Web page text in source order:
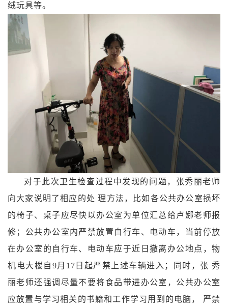
绒玩具等。
对于此次卫生检查过程中发现的问题，张秀丽老师
向大家说明了相应的处 理方法，比如 各公共办公室损坏
的椅子、桌子应尽快以办公室为单位汇总给卢娜老师报
修；公共办公室内严禁放置自行车、电动车，当前停放
在办公室的自行车、电动车应于近日撤离办公地点，物
机电大楼自9月17日起严禁上述车辆进入；同时，张 秀
丽老师还强调尽量不要将食品带进办公室，公共办公室
应放置与学习相关的书籍和工作学习用到的电脑， 严禁